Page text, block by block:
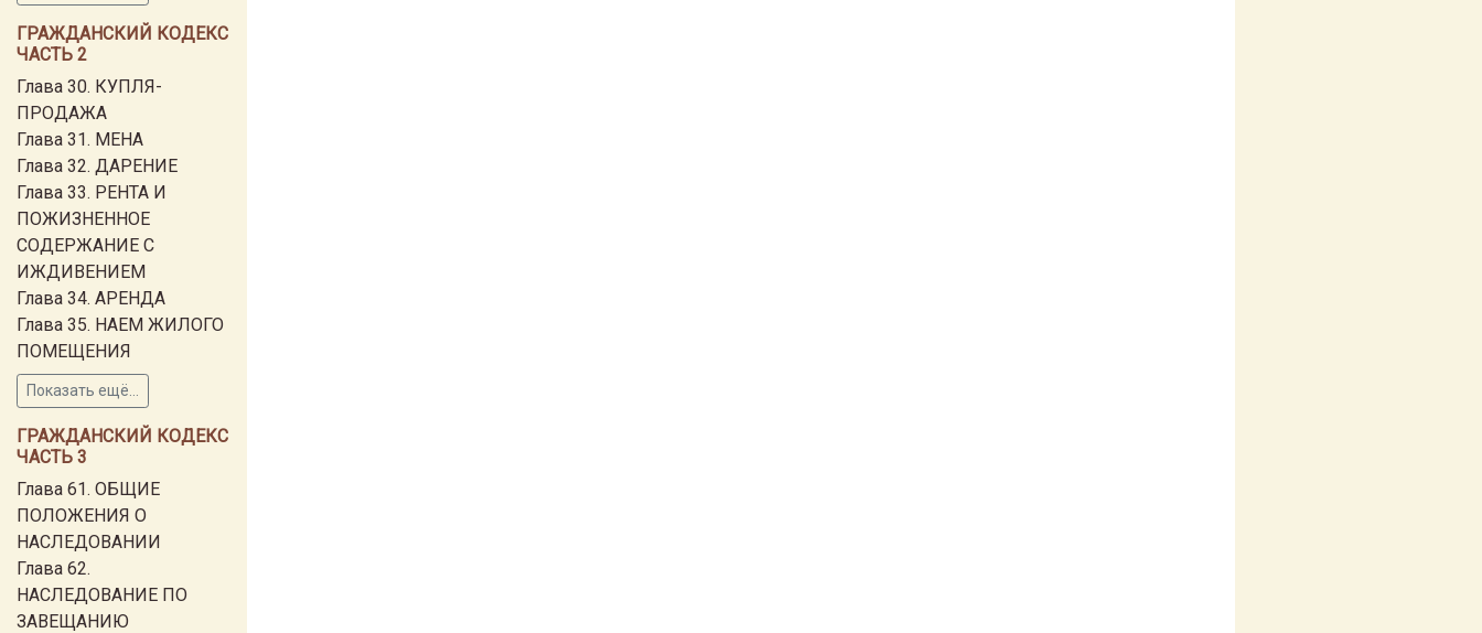
ГРАЖДАНСКИЙ КОДЕКС
ЧАСТЬ 2
Глава 30. КУПЛЯ-
ПРОДАЖА
Глава 31. МЕНА
Глава 32. ДАРЕНИЕ
Глава 33. РЕНТА И
ПОЖИЗНЕННОЕ
СОДЕРЖАНИЕ С
ИЖДИВЕНИЕМ
Глава 34. АРЕНДА
Глава 35. НАЕМ ЖИЛОГО
ПОМЕЩЕНИЯ
Показать ещё...
ГРАЖДАНСКИЙ КОДЕКС
ЧАСТЬ 3
Глава 61. ОБЩИЕ
ПОЛОЖЕНИЯ О
НАСЛЕДОВАНИИ
Глава 62.
НАСЛЕДОВАНИЕ ПО
ЗАВЕЩАНИЮ